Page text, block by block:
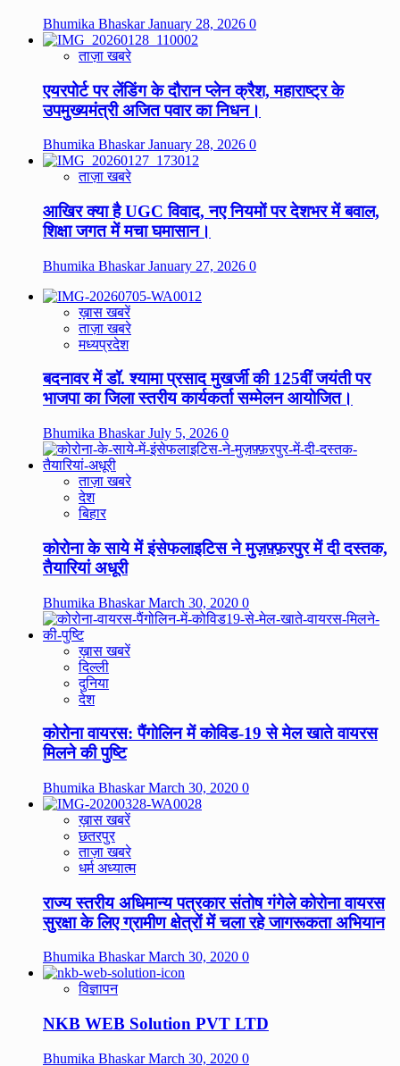
Bhumika BhaskarJanuary 28, 2026 0
ताज़ा खबरे
एयरपोर्ट पर लेंडिंग के दौरान प्लेन क्रैश, महाराष्ट्र के
उपमुख्यमंत्री अजित पवार का निधन।
Bhumika BhaskarJanuary 28, 2026 0
ताज़ा खबरे
आखिर क्या है UGC विवाद, नए नियमों पर देशभर में बवाल,
शिक्षा जगत में मचा घमासान।
Bhumika BhaskarJanuary 27, 2026 0
ख़ास खबरें
ताज़ा खबरे
मध्यप्रदेश
बदनावर में डॉ. श्यामा प्रसाद मुखर्जी की 125वीं जयंती पर
भाजपा का जिला स्तरीय कार्यकर्ता सम्मेलन आयोजित।
Bhumika BhaskarJuly 5, 2026 0
ताज़ा खबरे
देश
बिहार
कोरोना के साये में इंसेफलाइटिस ने मुज़फ़्फ़रपुर में दी दस्तक,
तैयारियां अधूरी
Bhumika BhaskarMarch 30, 2020 0
ख़ास खबरें
दिल्ली
दुनिया
देश
कोरोना वायरस: पैंगोलिन में कोविड-19 से मेल खाते वायरस
मिलने की पुष्टि
Bhumika BhaskarMarch 30, 2020 0
ख़ास खबरें
छतरपुर
ताज़ा खबरे
धर्म अध्यात्म
राज्य स्तरीय अधिमान्य पत्रकार संतोष गंगेले कोरोना वायरस
सुरक्षा के लिए ग्रामीण क्षेत्रों में चला रहे जागरूकता अभियान
Bhumika BhaskarMarch 30, 2020 0
विज्ञापन
NKB WEB Solution PVT LTD
Bhumika BhaskarMarch 30, 2020 0